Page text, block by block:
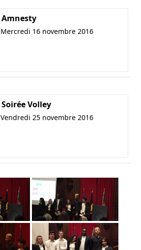
Amnesty
Mercredi 16 novembre 2016
Soirée Volley
Vendredi 25 novembre 2016